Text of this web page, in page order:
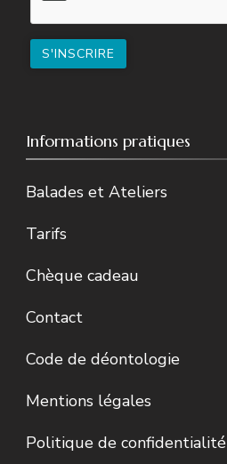
Informations pratiques
Balades et Ateliers
Tarifs
Chèque cadeau
Contact
Code de déontologie
Mentions légales
Politique de confidentialité